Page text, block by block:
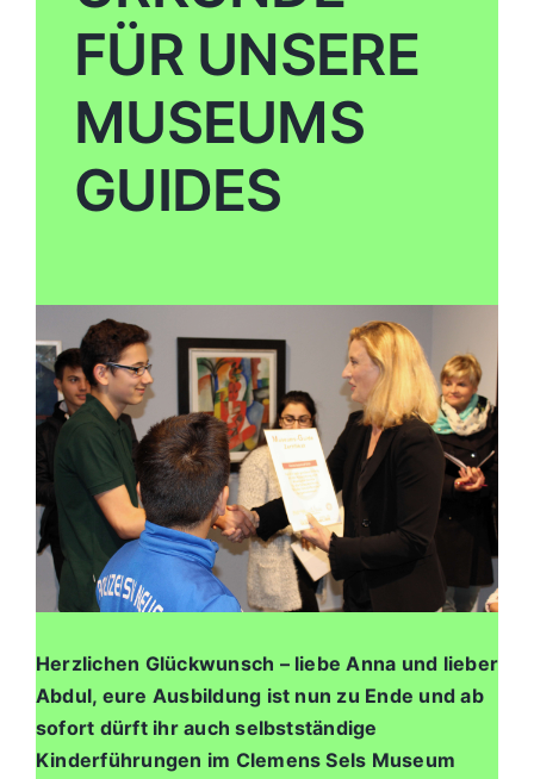
FÜR UNSERE
MUSEUMS
GUIDES
Herzlichen Glückwunsch – liebe Anna und lieber
Abdul, eure Ausbildung ist nun zu Ende und ab
sofort dürft ihr auch selbstständige
Kinderführungen im Clemens Sels Museum